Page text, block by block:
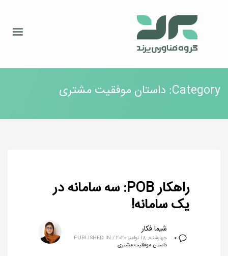
Category: داستان موفقیت مشتری
راهکار POB: سه سامانه در
یک سامانه!
0
شیما فکار
چهارشنبه, 18 نوامبر 2020 /
PUBLISHED IN
داستان موفقیت مشتری